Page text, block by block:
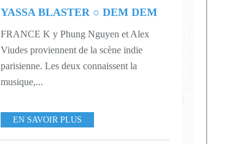
YASSA BLASTER ○ DEM DEM
FRANCE K y Phung Nguyen et Alex
Viudes proviennent de la scène indie
parisienne. Les deux connaissent la
musique,...
EN SAVOIR PLUS